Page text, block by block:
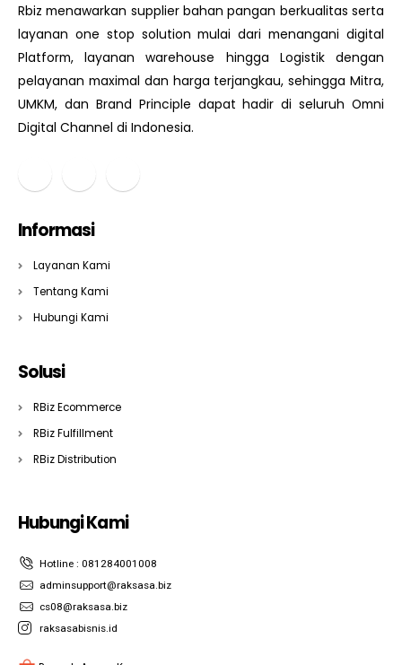
Rbiz menawarkan supplier bahan pangan berkualitas serta
layanan one stop solution mulai dari menangani digital
Platform, layanan warehouse hingga Logistik dengan
pelayanan maximal dan harga terjangkau, sehingga Mitra,
UMKM, dan Brand Principle dapat hadir di seluruh Omni
Digital Channel di Indonesia.
Informasi
Layanan Kami
Tentang Kami
Hubungi Kami
Solusi
RBiz Ecommerce
RBiz Fulfillment
RBiz Distribution
Hubungi Kami
Hotline : 081284001008
adminsupport@raksasa.biz
cs08@raksasa.biz
raksasabisnis.id